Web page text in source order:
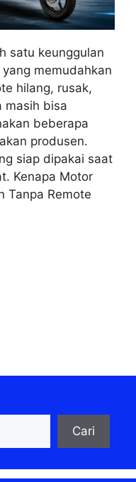
satu keunggulan
memudahkan
hilang, rusak,
masih bisa
beberapa
produsen.
siap dipakai saat
Kenapa Motor
Tanpa Remote
Cari